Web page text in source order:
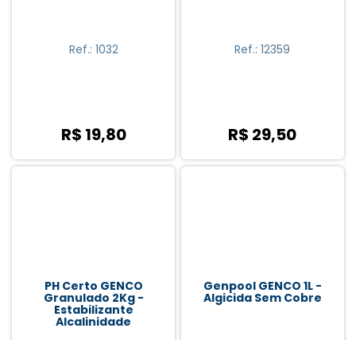
Ref.: 1032
R$ 19,80
Ref.: 12359
R$ 29,50
PH Certo GENCO
Granulado 2Kg -
Estabilizante
Alcalinidade
Genpool GENCO 1L -
Algicida Sem Cobre